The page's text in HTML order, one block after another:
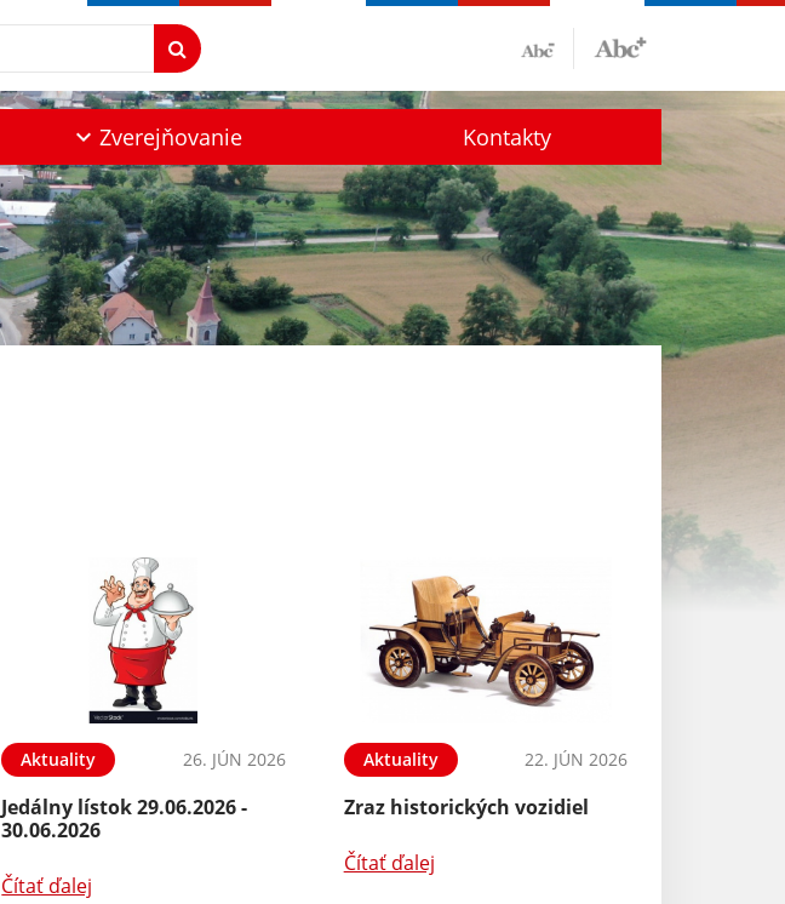
Zverejňovanie Kontakty
Aktuality 26. JÚN 2026
Jedálny lístok 29.06.2026 -
30.06.2026
Čítať ďalej
Aktuality 22. JÚN 2026
Zraz historických vozidiel
Čítať ďalej